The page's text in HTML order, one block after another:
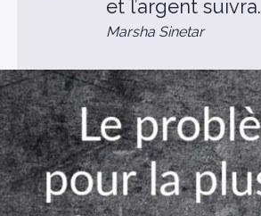
et l’argent suivra.
Marsha Sinetar